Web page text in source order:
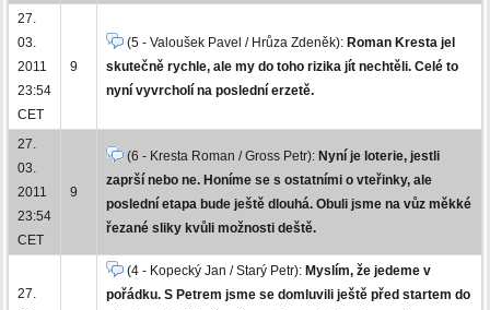
27.
03.
2011
23:54
CET
9
(5 - Valoušek Pavel / Hrůza Zdeněk): Roman Kresta jel
skutečně rychle, ale my do toho rizika jít nechtěli. Celé to
nyní vyvrcholí na poslední erzetě.
27.
03.
2011
23:54
CET
9
(6 - Kresta Roman / Gross Petr): Nyní je loterie, jestli
zaprší nebo ne. Honíme se s ostatními o vteřinky, ale
poslední etapa bude ještě dlouhá. Obuli jsme na vůz měkké
řezané sliky kvůli možnosti deště.
27.
(4 - Kopecký Jan / Starý Petr): Myslím, že jedeme v
pořádku. S Petrem jsme se domluvili ještě před startem do